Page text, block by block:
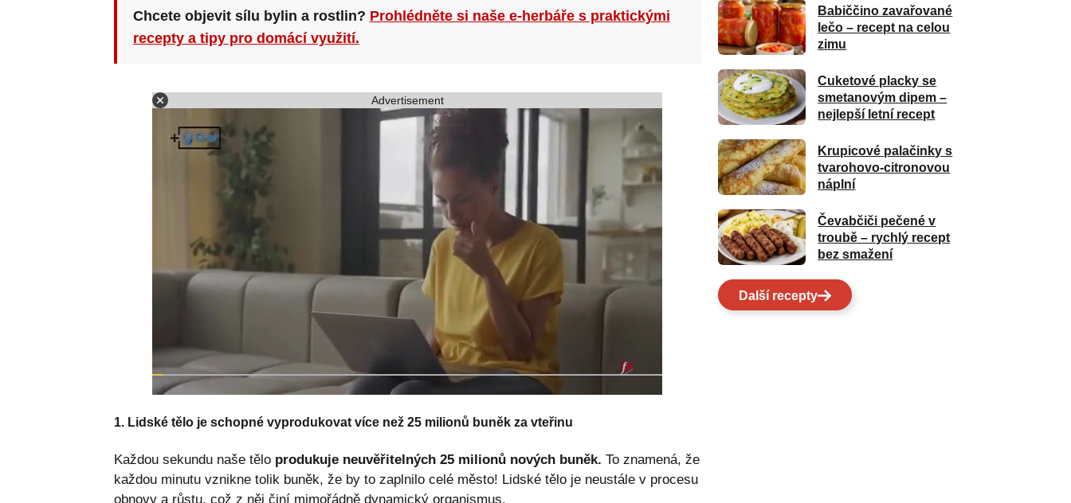
Chcete objevit sílu bylin a rostlin? Prohlédněte si naše e-herbáře s praktickými
recepty a tipy pro domácí využití.
Advertisement
1. Lidské tělo je schopné vyprodukovat více než 25 milionů buněk za vteřinu
Každou sekundu naše tělo produkuje neuvěřitelných 25 milionů nových buněk. To znamená, že
každou minutu vznikne tolik buněk, že by to zaplnilo celé město! Lidské tělo je neustále v procesu
obnovy a růstu, což z něj činí mimořádně dynamický organismus.
Babiččino zavařované
lečo – recept na celou
zimu
Cuketové placky se
smetanovým dipem –
nejlepší letní recept
Krupicové palačinky s
tvarohovo-citronovou
náplní
Čevabčiči pečené v
troubě – rychlý recept
bez smažení
Další recepty